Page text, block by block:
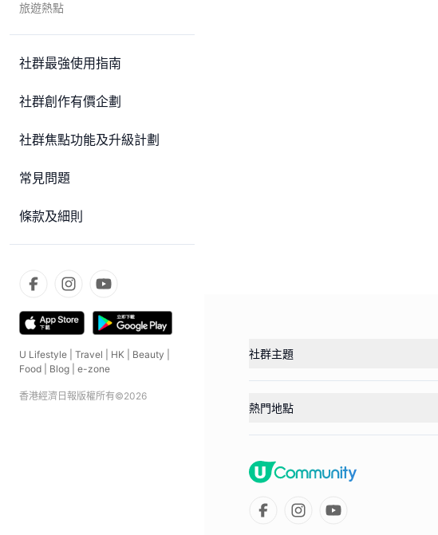
旅遊熱點
社群最強使用指南
社群創作有價企劃
社群焦點功能及升級計劃
常見問題
條款及細則
U Lifestyle Travel HK Beauty
Food
Blog e-zone
香港經濟日報版權所有©2026
社群主題
熱門地點